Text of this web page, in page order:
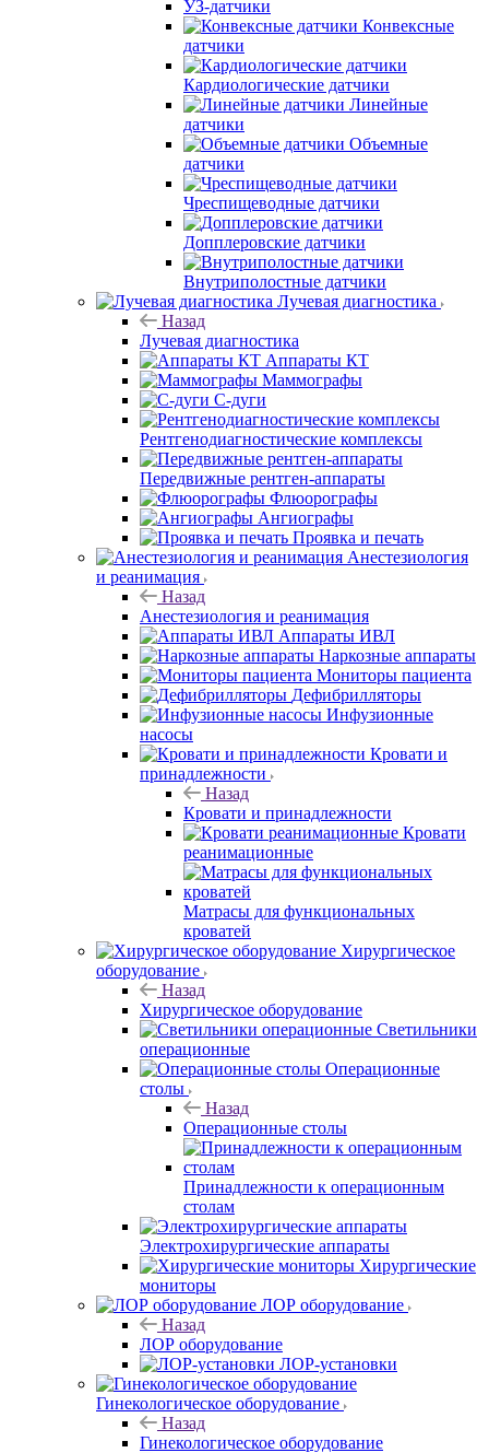
УЗ-датчики
Конвексные
датчики
Кардиологические датчики
Линейные
датчики
Объемные
датчики
Чреспищеводные датчики
Допплеровские датчики
Внутриполостные датчики
Лучевая диагностика
Назад
Лучевая диагностика
Аппараты КТ
Маммографы
С-дуги
Рентгенодиагностические комплексы
Передвижные рентген-аппараты
Флюорографы
Ангиографы
Проявка и печать
Анестезиология
и реанимация
Назад
Анестезиология и реанимация
Аппараты ИВЛ
Наркозные аппараты
Мониторы пациента
Дефибрилляторы
Инфузионные
насосы
Кровати и
принадлежности
Назад
Кровати и принадлежности
Кровати
реанимационные
Матрасы для функциональных
кроватей
Хирургическое
оборудование
Назад
Хирургическое оборудование
Светильники
операционные
Операционные
столы
Назад
Операционные столы
Принадлежности к операционным
столам
Электрохирургические аппараты
Хирургические
мониторы
ЛОР оборудование
Назад
ЛОР оборудование
ЛОР-установки
Гинекологическое оборудование
Назад
Гинекологическое оборудование